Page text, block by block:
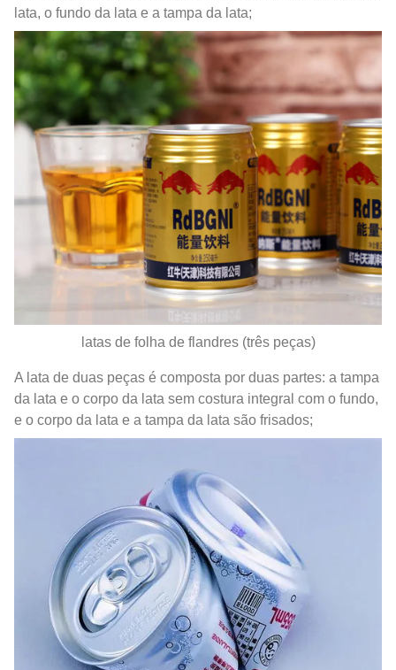
lata, o fundo da lata e a tampa da lata;
latas de folha de flandres (três peças)
A lata de duas peças é composta por duas partes: a tampa
da lata e o corpo da lata sem costura integral com o fundo,
e o corpo da lata e a tampa da lata são frisados;